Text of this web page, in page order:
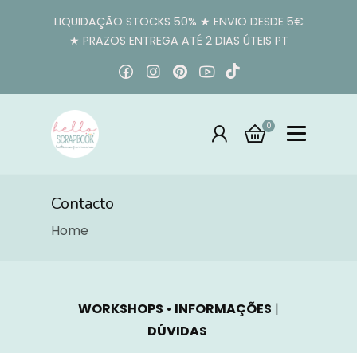
LIQUIDAÇÃO STOCKS 50% ★ ENVIO DESDE 5€
★ PRAZOS ENTREGA ATÉ 2 DIAS ÚTEIS PT
0
Contacto
Home
WORKSHOPS • INFORMAÇÕES |
DÚVIDAS